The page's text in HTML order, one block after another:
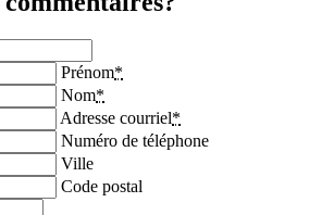
Prénom*
Nom*
Adresse courriel*
Numéro de téléphone
Ville
Code postal